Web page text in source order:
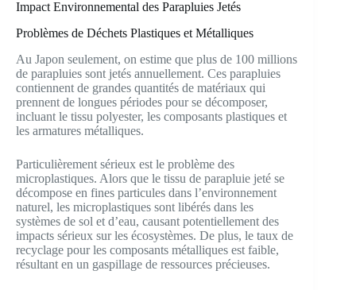
Impact Environnemental des Parapluies Jetés
Problèmes de Déchets Plastiques et Métalliques
Au Japon seulement, on estime que plus de 100 millions
de parapluies sont jetés annuellement. Ces parapluies
contiennent de grandes quantités de matériaux qui
prennent de longues périodes pour se décomposer,
incluant le tissu polyester, les composants plastiques et
les armatures métalliques.
Particulièrement sérieux est le problème des
microplastiques. Alors que le tissu de parapluie jeté se
décompose en fines particules dans l’environnement
naturel, les microplastiques sont libérés dans les
systèmes de sol et d’eau, causant potentiellement des
impacts sérieux sur les écosystèmes. De plus, le taux de
recyclage pour les composants métalliques est faible,
résultant en un gaspillage de ressources précieuses.